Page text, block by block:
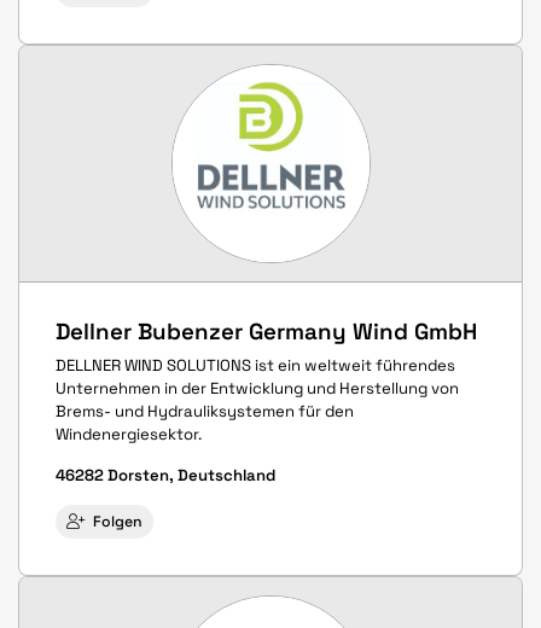
Dellner Bubenzer Germany Wind GmbH
DELLNER WIND SOLUTIONS ist ein weltweit führendes
Unternehmen in der Entwicklung und Herstellung von
Brems- und Hydrauliksystemen für den
Windenergiesektor.
46282 Dorsten, Deutschland
Folgen